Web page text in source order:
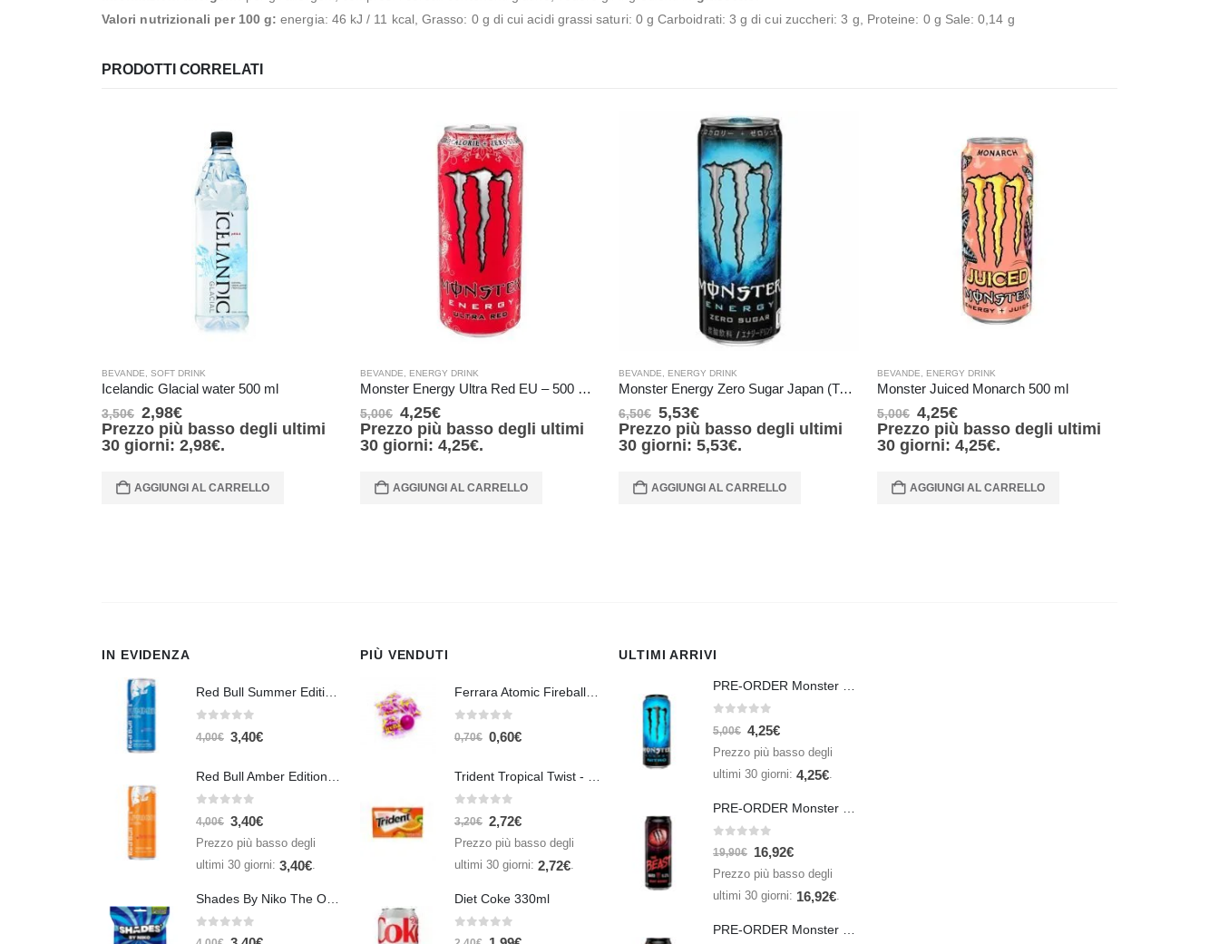
Valori nutrizionali per 100 g: energia: 46 kJ / 11 kcal, Grasso: 0 g di cui acidi grassi saturi: 0 g Carboidrati: 3 g di cui zuccheri: 3 g, Proteine: 0 g Sale: 0,14 g
PRODOTTI CORRELATI
BEVANDE, SOFT DRINK
Icelandic Glacial water 500 ml
3,50€ 2,98€
Prezzo più basso degli ultimi
30 giorni: 2,98€.
AGGIUNGI AL CARRELLO
BEVANDE, ENERGY DRINK
Monster Energy Ultra Red EU – 500 ml (Top:Silver)
5,00€ 4,25€
Prezzo più basso degli ultimi
30 giorni: 4,25€.
AGGIUNGI AL CARRELLO
BEVANDE, ENERGY DRINK
Monster Energy Zero Sugar Japan (TAB blu) 355 ml
6,50€ 5,53€
Prezzo più basso degli ultimi
30 giorni: 5,53€.
AGGIUNGI AL CARRELLO
BEVANDE, ENERGY DRINK
Monster Juiced Monarch 500 ml
5,00€ 4,25€
Prezzo più basso degli ultimi
30 giorni: 4,25€.
AGGIUNGI AL CARRELLO
IN EVIDENZA
Red Bull Summer Edition Juneberry 250 ml
4,00€ 3,40€
Red Bull Amber Edition Apricot Strawberry 250ml – Energy Drink Albicocca e Fragola
4,00€ 3,40€
Prezzo più basso degli
ultimi 30 giorni: 3,40€
PIÙ VENDUTI
Ferrara Atomic Fireballs Cinnamon 1 Piece - 5 gr
0,70€ 0,60€
Trident Tropical Twist - 26,6 gr
3,20€ 2,72€
Prezzo più basso degli
ultimi 30 giorni: 2,72€
Diet Coke 330ml
ULTIMI ARRIVI
PRE-ORDER Monster Energy Nitro Blue Flash PL 500 ml IN ARRIVO IL 21 SETTEMBRE
5,00€ 4,25€
Prezzo più basso degli
ultimi 30 giorni: 4,25€
19,90€ 16,92€
Prezzo più basso degli
ultimi 30 giorni: 16,92€